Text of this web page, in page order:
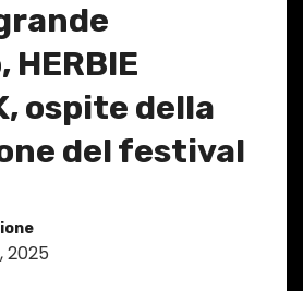
ospite della
del festival
2025